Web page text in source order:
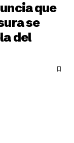
que
se
del